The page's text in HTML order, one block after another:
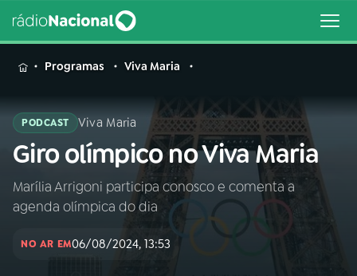
MENU
Buscar
na
Rádio
Nacional
Buscar
AO VIVO
Programas Viva Maria
PODCAST Viva Maria
Giro olímpico no Viva Maria
Marília Arrigoni participa conosco e comenta a
agenda olímpica do dia
NO AR EM06/08/2024, 13:53